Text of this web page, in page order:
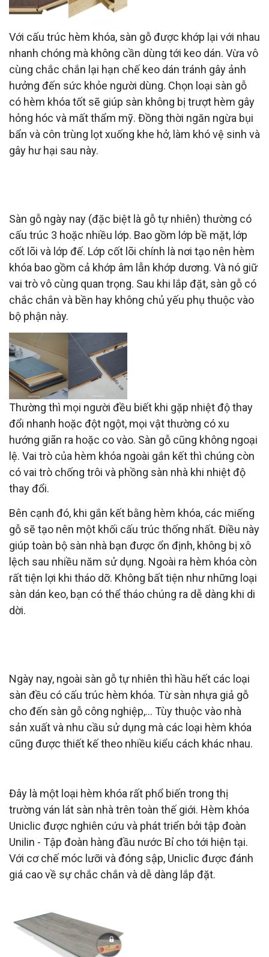
Với cấu trúc hèm khóa, sàn gỗ được khớp lại với nhau
nhanh chóng mà không cần dùng tới keo dán. Vừa vô
cùng chắc chắn lại hạn chế keo dán tránh gây ảnh
hưởng đến sức khỏe người dùng. Chọn loại sàn gỗ
có hèm khóa tốt sẽ giúp sàn không bị trượt hèm gây
hỏng hóc và mất thẩm mỹ. Đồng thời ngăn ngừa bụi
bẩn và côn trùng lọt xuống khe hở, làm khó vệ sinh và
gây hư hại sau này.
Sàn gỗ ngày nay (đặc biệt là gỗ tự nhiên) thường có
cấu trúc 3 hoặc nhiều lớp. Bao gồm lớp bề mặt, lớp
cốt lõi và lớp đế. Lớp cốt lõi chính là nơi tạo nên hèm
khóa bao gồm cả khớp âm lẫn khớp dương. Và nó giữ
vai trò vô cùng quan trọng. Sau khi lắp đặt, sàn gỗ có
chắc chắn và bền hay không chủ yếu phụ thuộc vào
bộ phận này.
Thường thì mọi người đều biết khi gặp nhiệt độ thay
đổi nhanh hoặc đột ngột, mọi vật thường có xu
hướng giãn ra hoặc co vào. Sàn gỗ cũng không ngoại
lệ. Vai trò của hèm khóa ngoài gắn kết thì chúng còn
có vai trò chống trôi và phồng sàn nhà khi nhiệt độ
thay đổi.
Bên cạnh đó, khi gắn kết bằng hèm khóa, các miếng
gỗ sẽ tạo nên một khối cấu trúc thống nhất. Điều này
giúp toàn bộ sàn nhà bạn được ổn định, không bị xô
lệch sau nhiều năm sử dụng. Ngoài ra hèm khóa còn
rất tiện lợi khi tháo dỡ. Không bất tiện như những loại
sàn dán keo, bạn có thể tháo chúng ra dễ dàng khi di
dời.
Ngày nay, ngoài sàn gỗ tự nhiên thì hầu hết các loại
sàn đều có cấu trúc hèm khóa. Từ sàn nhựa giả gỗ
cho đến sàn gỗ công nghiệp,... Tùy thuộc vào nhà
sản xuất và nhu cầu sử dụng mà các loại hèm khóa
cũng được thiết kế theo nhiều kiểu cách khác nhau.
Đây là một loại hèm khóa rất phổ biến trong thị
trường ván lát sàn nhà trên toàn thế giới. Hèm khóa
Uniclic được nghiên cứu và phát triển bởi tập đoàn
Unilin - Tập đoàn hàng đầu nước Bỉ cho tới hiện tại.
Với cơ chế móc lưỡi và đóng sập, Uniclic được đánh
giá cao về sự chắc chắn và dễ dàng lắp đặt.